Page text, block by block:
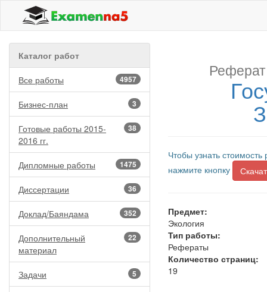
Каталог работ
4957
Все работы
3
Бизнес-план
38
Готовые работы 2015-
2016 гг.
1475
Дипломные работы
36
Диссертации
352
Доклад/Баяндама
22
Дополнительный
материал
5
Задачи
Чтобы узнать
нажмите кнопку
Предмет:
Экология
Тип работы:
Рефераты
Количество страниц:
19